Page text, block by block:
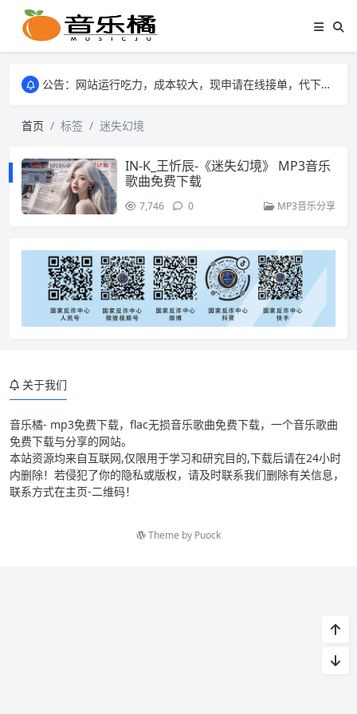
公告：网站运行吃力，成本较大，现申请在线接单，代下mp3格式的音乐歌曲。
公告：网站运行吃力，成本较大，现申请在线接单，代下mp3格式的音乐歌曲。
首页 标签 迷失幻境
IN-K_王忻辰-《迷失幻境》 MP3音乐
歌曲免费下载
7,746 0 MP3音乐分享
关于我们
音乐橘- mp3免费下载，flac无损音乐歌曲免费下载，一个音乐歌曲
免费下载与分享的网站。
本站资源均来自互联网,仅限用于学习和研究目的,下载后请在24小时
内删除！若侵犯了你的隐私或版权，请及时联系我们删除有关信息，
联系方式在主页-二维码！
Theme by Puock